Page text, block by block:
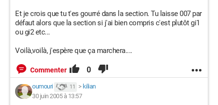
Et je crois que tu t'es gourré dans la section. Tu laisse 007 par
défaut alors que la section si j'ai bien compris c'est plutôt gi1
ou gi2 etc...
Voilà,voilà, j'espère que ça marchera....
Commenter 0
oumouri 11 > kilian
30 juin 2005 à 13:57